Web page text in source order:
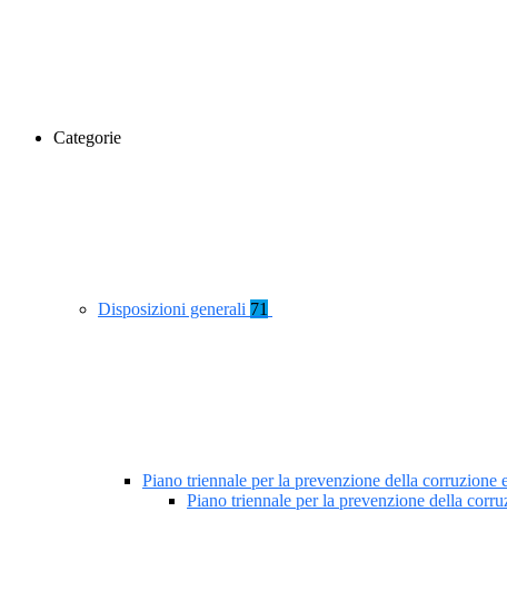
Categorie
Disposizioni generali 71
Piano triennale per la prevenzione della corruzione
Piano triennale per la prevenzione della